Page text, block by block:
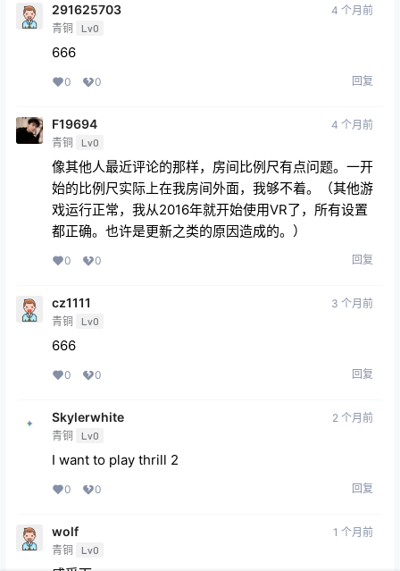
291625703
青铜 Lv0
4 个月前
666
0 0 回复
F19694
青铜 Lv0
4 个月前
像其他人最近评论的那样，房间比例尺有点问题。一开
始的比例尺实际上在我房间外面，我够不着。（其他游
戏运行正常，我从2016年就开始使用VR了，所有设置
都正确。也许是更新之类的原因造成的。）
0 0 回复
cz1111
青铜 Lv0
3 个月前
666
0 0 回复
Skylerwhite
青铜 Lv0
2 个月前
I want to play thrill 2
0 0 回复
wolf
青铜 Lv0
1 个月前